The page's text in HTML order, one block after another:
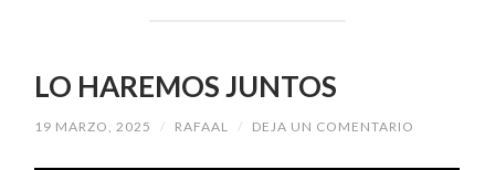
LO HAREMOS JUNTOS
19 MARZO, 2025 / RAFAAL / DEJA UN COMENTARIO